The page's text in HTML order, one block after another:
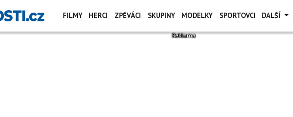
FILMY HERCI ZPĚVÁCI SKUPINY MODELKY SPORTOVCI DALŠÍ